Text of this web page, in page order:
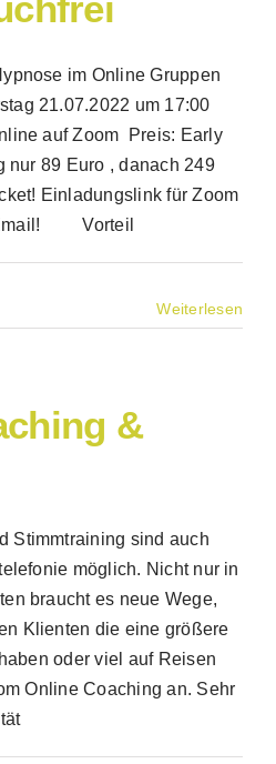
im Online Gruppen
21.07.2022 um 17:00
auf Zoom Preis: Early
nur 89 Euro , danach 249
Einladungslink für Zoom
Email! Vorteil
Weiterlesen
&
Stimmtraining sind auch
möglich. Nicht nur in
braucht es neue Wege,
Klienten die eine größere
oder viel auf Reisen
Online Coaching an. Sehr